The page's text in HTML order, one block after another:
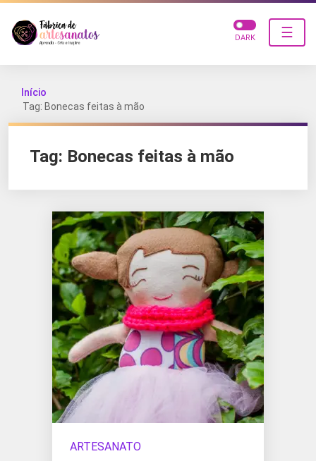
☰
DARK
Início
Tag: Bonecas feitas à mão
Tag: Bonecas feitas à mão
ARTESANATO